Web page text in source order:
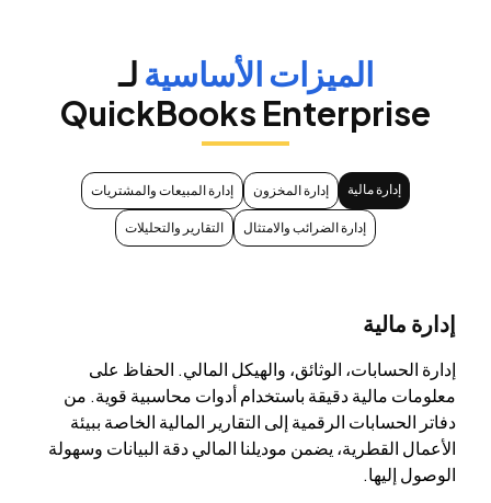
الميزات الأساسية لـ
QuickBooks Enterprise
إدارة مالية إدارة المخزون إدارة المبيعات والمشتريات
إدارة الضرائب والامتثال التقارير والتحليلات
إدارة مالية
إدارة الحسابات، الوثائق، والهيكل المالي. الحفاظ على
معلومات مالية دقيقة باستخدام أدوات محاسبية قوية. من
دفاتر الحسابات الرقمية إلى التقارير المالية الخاصة ببيئة
الأعمال القطرية، يضمن موديلنا المالي دقة البيانات وسهولة
الوصول إليها.